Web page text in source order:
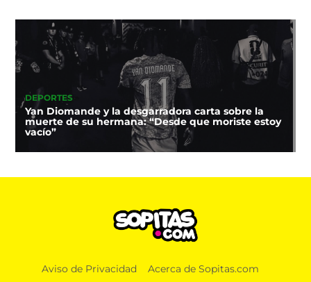
DEPORTES
Yan Diomande y la desgarradora carta sobre la
muerte de su hermana: “Desde que moriste estoy
vacío”
Aviso de Privacidad Acerca de Sopitas.com